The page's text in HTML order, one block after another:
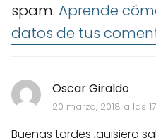
Oscar Giraldo
20 marzo, 2018 a las
Buenas tardes ,quisiera
spam. Aprende
datos de tus